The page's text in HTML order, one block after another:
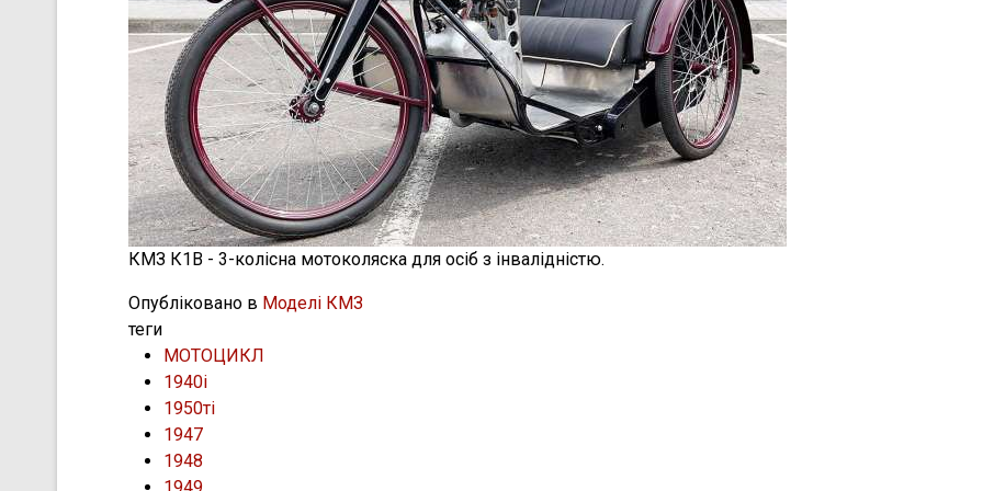
КМЗ К1В - 3-колісна мотоколяска для осіб з інвалідністю.
Опубліковано в Моделі КМЗ
теги
МОТОЦИКЛ
1940і
1950ті
1947
1948